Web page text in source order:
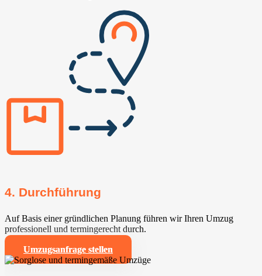
4. Durchführung
Auf Basis einer gründlichen Planung führen wir Ihren Umzug
professionell und termingerecht durch.
Umzugsanfrage stellen